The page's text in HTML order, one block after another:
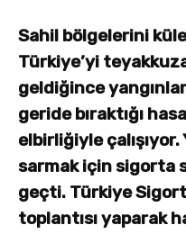
Sahil bölgelerini
Türkiye’yi
geldiğince
geride bıraktığı
elbirliğiyle çalışıyor.
sarmak için sigorta
geçti. Türkiye
toplantısı yaparak